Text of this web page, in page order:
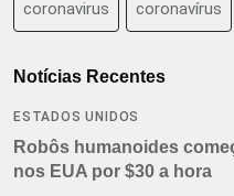
coronavirus coronavírus
Notícias Recentes
ESTADOS UNIDOS
Robôs humanoides
nos EUA por $30 a hora